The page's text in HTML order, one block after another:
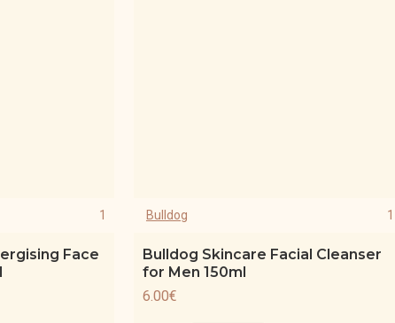
1
Face
Bulldog 1
Bulldog Skincare Facial Cleanser
for Men 150ml
6.00€